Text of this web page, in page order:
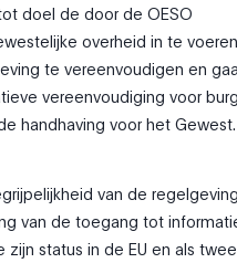
doel de door de OESO
overheid in te
te vereenvoudigen en
vereenvoudiging voor
handhaving voor het Gewest.
van de
van de toegang tot
zijn status in de EU en als